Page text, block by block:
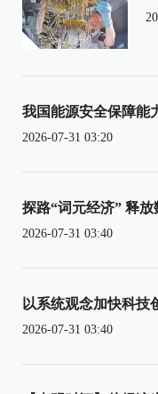
我国能源安全保障能
2026-07-31 03:20
探路“词元经济” 释
2026-07-31 03:40
以系统观念加快科技
2026-07-31 03:40